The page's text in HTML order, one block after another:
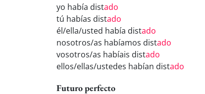
yo había distado
tú habías distado
él/ella/usted había distado
nosotros/as habíamos distado
vosotros/as habíais distado
ellos/ellas/ustedes habían distado
Futuro perfecto